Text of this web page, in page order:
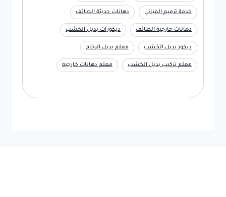
خدمة ترميم المباني دهانات حديثة الطائف
دهانات خارجية الطائف ديكورات بديل الخشب
ديكور بديل الخشب معلم بديل الرخام
معلم تركيب بديل الخشب معلم دهانات خارجيه